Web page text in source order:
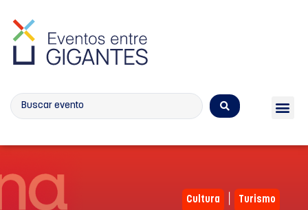
Cultura Turismo